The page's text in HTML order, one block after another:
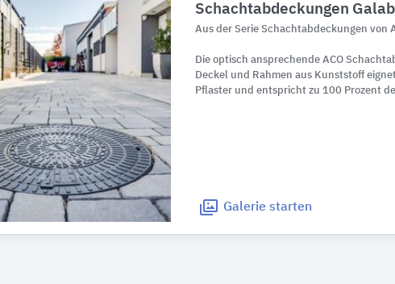
Schachtabdeckungen
Aus der Serie Schachtabdeckungen von
Die optisch ansprechende ACO
Deckel und Rahmen aus Kunststoff
Pflaster und entspricht zu 100 Prozent
Galerie starten